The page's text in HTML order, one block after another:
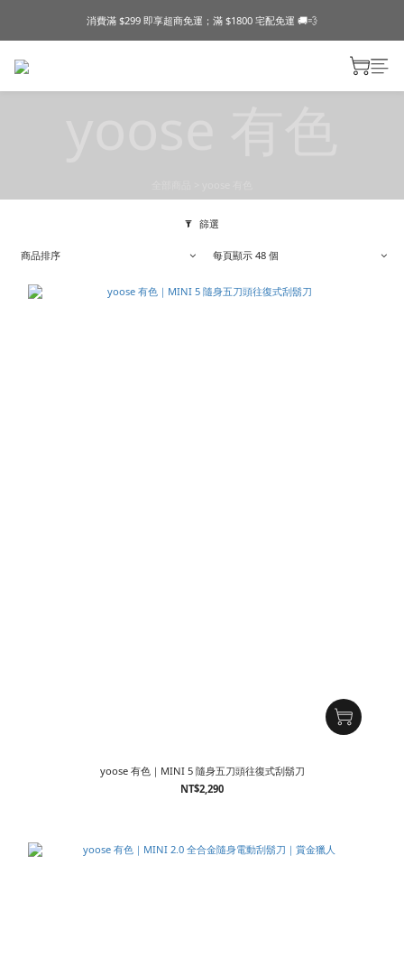
消費滿 $299 即享超商免運；滿 $1800 宅配免運 🚚💨
篩選
商品排序 每頁顯示 48 個
yoose 有色｜MINI 5 隨身五刀頭往復式刮鬍刀
NT$2,290